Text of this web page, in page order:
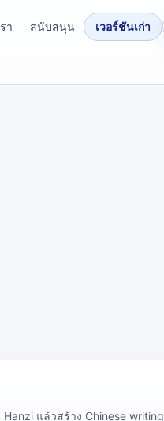
า สนับสนุน เวอร์ชันเก่า
แล้วสร้าง Chinese writing